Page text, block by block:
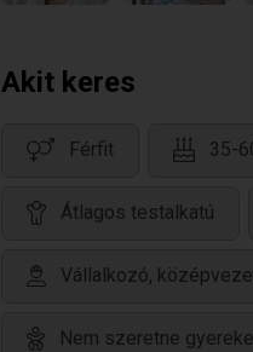
Akit keres
Férfit 35-
Átlagos testalkatú
Vállalkozó,
Nem szeretne